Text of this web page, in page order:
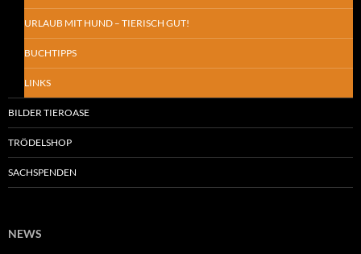
URLAUB MIT HUND – TIERISCH GUT!
BUCHTIPPS
LINKS
BILDER TIEROASE
TRÖDELSHOP
SACHSPENDEN
NEWS